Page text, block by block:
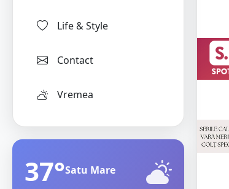
Life & Style
Contact
Vremea
37°Satu Mare